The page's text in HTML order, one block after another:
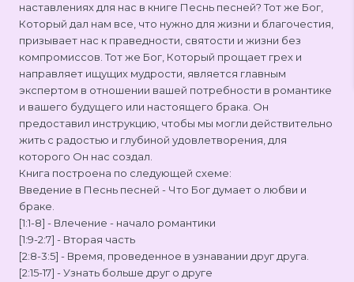
наставлениях для нас в книге Песнь песней? Тот же Бог,
Который дал нам все, что нужно для жизни и благочестия,
призывает нас к праведности, святости и жизни без
компромиссов. Тот же Бог, Который прощает грех и
направляет ищущих мудрости, является главным
экспертом в отношении вашей потребности в романтике
и вашего будущего или настоящего брака. Он
предоставил инструкцию, чтобы мы могли действительно
жить с радостью и глубиной удовлетворения, для
которого Он нас создал.
Книга построена по следующей схеме:
Введение в Песнь песней - Что Бог думает о любви и
браке.
[1:1-8] - Влечение - начало романтики
[1:9-2:7] - Вторая часть
[2:8-3:5] - Время, проведенное в узнавании друг друга.
[2:15-17] - Узнать больше друг о друге